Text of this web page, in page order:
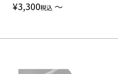
¥3,300税込 〜